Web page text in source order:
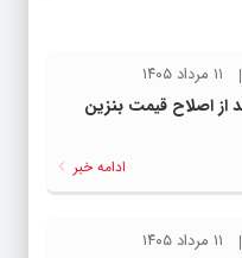
علی‌رغم میل رهبری کنم، آیا
آن‌ آدم‌هاست. رئیس جمهور
۱۱ مرداد ۱۴۰۵
از اصلاح قیمت بنزین
ادامه خبر
۱۱ مرداد ۱۴۰۵